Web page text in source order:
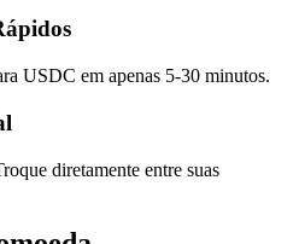
USDC em apenas 5-30 minutos.
diretamente entre suas